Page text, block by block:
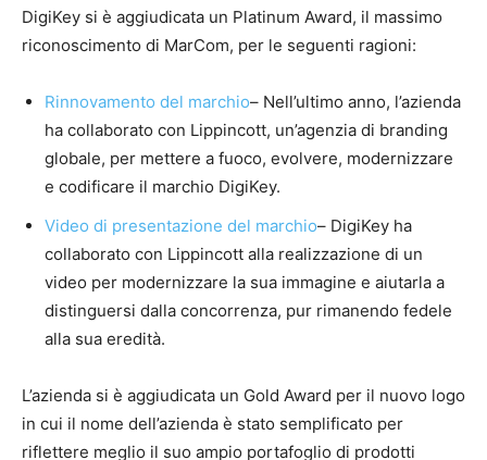
DigiKey si è aggiudicata un Platinum Award, il massimo
riconoscimento di MarCom, per le seguenti ragioni:
Rinnovamento del marchio– Nell’ultimo anno, l’azienda
ha collaborato con Lippincott, un’agenzia di branding
globale, per mettere a fuoco, evolvere, modernizzare
e codificare il marchio DigiKey.
Video di presentazione del marchio– DigiKey ha
collaborato con Lippincott alla realizzazione di un
video per modernizzare la sua immagine e aiutarla a
distinguersi dalla concorrenza, pur rimanendo fedele
alla sua eredità.
L’azienda si è aggiudicata un Gold Award per il nuovo logo
in cui il nome dell’azienda è stato semplificato per
riflettere meglio il suo ampio portafoglio di prodotti